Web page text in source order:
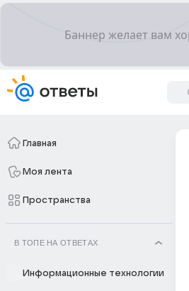
Главная
Моя лента
Пространства
В ТОПЕ НА ОТВЕТАХ
Информационные технологии